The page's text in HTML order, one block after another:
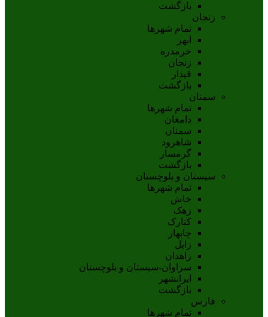
بازگشت
زنجان
تمام شهر‌ها
ابهر
خرمدره
زنجان
قيدار
بازگشت
سمنان
تمام شهر‌ها
دامغان
سمنان
شاهرود
گرمسار
بازگشت
سیستان و بلوچستان
تمام شهر‌ها
خاش
زهک
کنارک
چابهار
زابل
زاهدان
سراوان-سيستان و بلوچستان
ايرانشهر
بازگشت
فارس
تمام شهر‌ها